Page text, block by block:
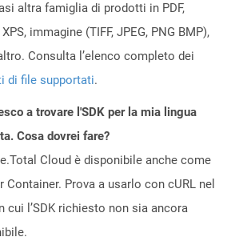
altra famiglia di prodotti in PDF,
XPS, immagine (TIFF, JPEG, PNG BMP),
Consulta l’elenco completo dei
di file supportati.
a trovare l'SDK per la mia lingua
Cosa dovrei fare?
Cloud è disponibile anche come
Container. Prova a usarlo con cURL nel
cui l’SDK richiesto non sia ancora